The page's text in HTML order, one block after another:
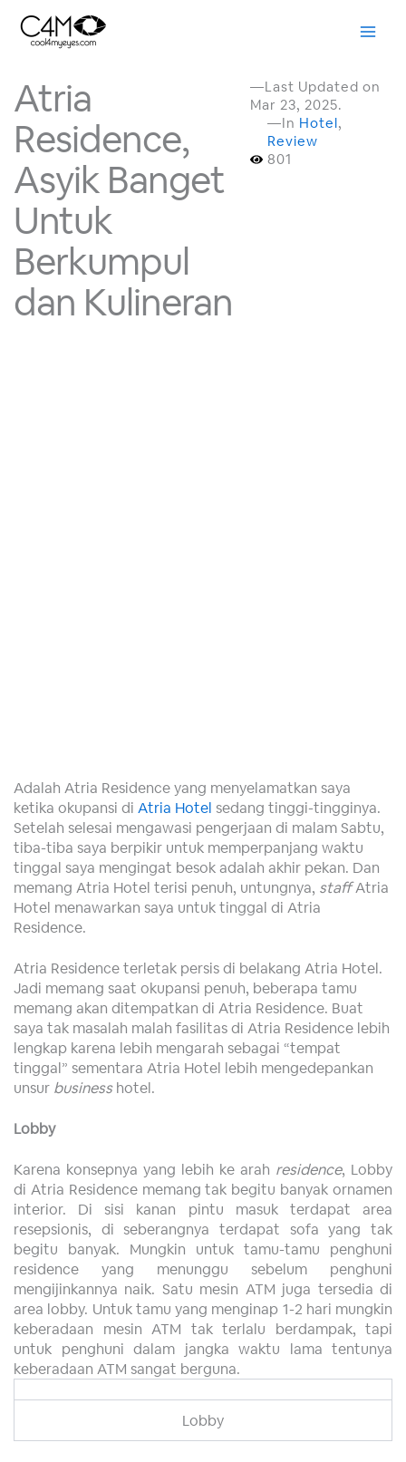
content
Atria
Residence,
Asyik Banget
Untuk
Berkumpul
dan Kulineran
—Last Updated on
Mar 23, 2025.
—In Hotel,
Review
801
Adalah Atria Residence yang menyelamatkan saya
ketika okupansi di Atria Hotel sedang tinggi-tingginya.
Setelah selesai mengawasi pengerjaan di malam Sabtu,
tiba-tiba saya berpikir untuk memperpanjang waktu
tinggal saya mengingat besok adalah akhir pekan. Dan
memang Atria Hotel terisi penuh, untungnya, staffAtria
Hotel menawarkan saya untuk tinggal di Atria
Residence.
Atria Residence terletak persis di belakang Atria Hotel.
Jadi memang saat okupansi penuh, beberapa tamu
memang akan ditempatkan di Atria Residence. Buat
saya tak masalah malah fasilitas di Atria Residence lebih
lengkap karena lebih mengarah sebagai “tempat
tinggal” sementara Atria Hotel lebih mengedepankan
unsur businesshotel.
Lobby
Karena konsepnya yang lebih ke arah residence, Lobby
di Atria Residence memang tak begitu banyak ornamen
interior. Di sisi kanan pintu masuk terdapat area
resepsionis, di seberangnya terdapat sofa yang tak
begitu banyak. Mungkin untuk tamu-tamu penghuni
residence yang menunggu sebelum penghuni
mengijinkannya naik. Satu mesin ATM juga tersedia di
area lobby. Untuk tamu yang menginap 1-2 hari mungkin
keberadaan mesin ATM tak terlalu berdampak, tapi
untuk penghuni dalam jangka waktu lama tentunya
keberadaan ATM sangat berguna.
Lobby